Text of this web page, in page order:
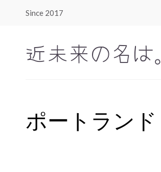
近未来の名は。
Since 2017
ポートランド